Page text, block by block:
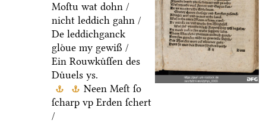
Moſtu wat dohn /
nicht leddich gahn /
De leddichganck
gloͤue my gewiß /
Ein Rouwkuͤſſen des
Duͤuels ys.
Neen Meſt ſo
ſcharp vp Erden ſchert
/